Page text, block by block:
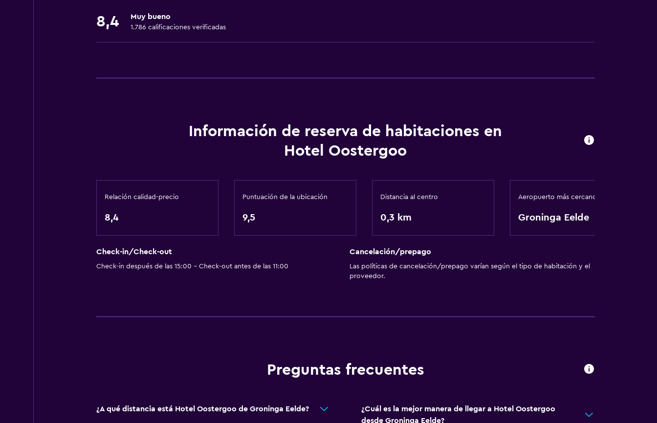
Artículos de aseo gratis
Papel higiénico
Baño privado
Ducha italiana
Comedor
Bar/lounge
Desayuno en la habitación
La comida se puede entregar en el alojamiento
Servicios y facilidades
Check-in/check-out privado
TV de pantalla plana
8,4 Muy bueno
1.786 calificaciones verificadas
Información de reserva de habitaciones en
Hotel Oostergoo
Relación calidad-precio
8,4
Puntuación de la ubicación
9,5
Distancia al centro
0,3 km
Aeropuerto más cercano
Groninga Eelde
Check-in/Check-out
Check-in después de las 15:00 - Check-out antes de las 11:00
Cancelación/prepago
Las políticas de cancelación/prepago varían según el tipo de habitación y el
proveedor.
Preguntas frecuentes
¿A qué distancia está Hotel Oostergoo de Groninga Eelde?
¿Cuál es la mejor manera de llegar a Hotel Oostergoo
desde Groninga Eelde?